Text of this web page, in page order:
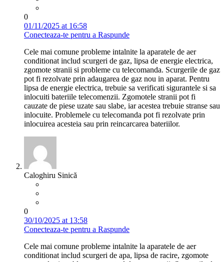
0
01/11/2025 at 16:58
Conecteaza-te pentru a Raspunde
Cele mai comune probleme intalnite la aparatele de aer
conditionat includ scurgeri de gaz, lipsa de energie electrica,
zgomote stranii si probleme cu telecomanda. Scurgerile de gaz
pot fi rezolvate prin adaugarea de gaz nou in aparat. Pentru
lipsa de energie electrica, trebuie sa verificati sigurantele si sa
inlocuiti bateriile telecomenzii. Zgomotele stranii pot fi
cauzate de piese uzate sau slabe, iar acestea trebuie stranse sau
inlocuite. Problemele cu telecomanda pot fi rezolvate prin
inlocuirea acesteia sau prin reincarcarea bateriilor.
Caloghiru Sinică
0
30/10/2025 at 13:58
Conecteaza-te pentru a Raspunde
Cele mai comune probleme intalnite la aparatele de aer
conditionat includ scurgeri de apa, lipsa de racire, zgomote